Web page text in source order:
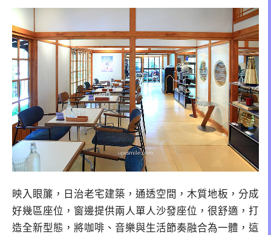
映入眼簾，日治老宅建築，通透空間，木質地板，分成
好幾區座位，窗邊提供兩人單人沙發座位，很舒適，打
造全新型態，將咖啡、音樂與生活節奏融合為一體，這